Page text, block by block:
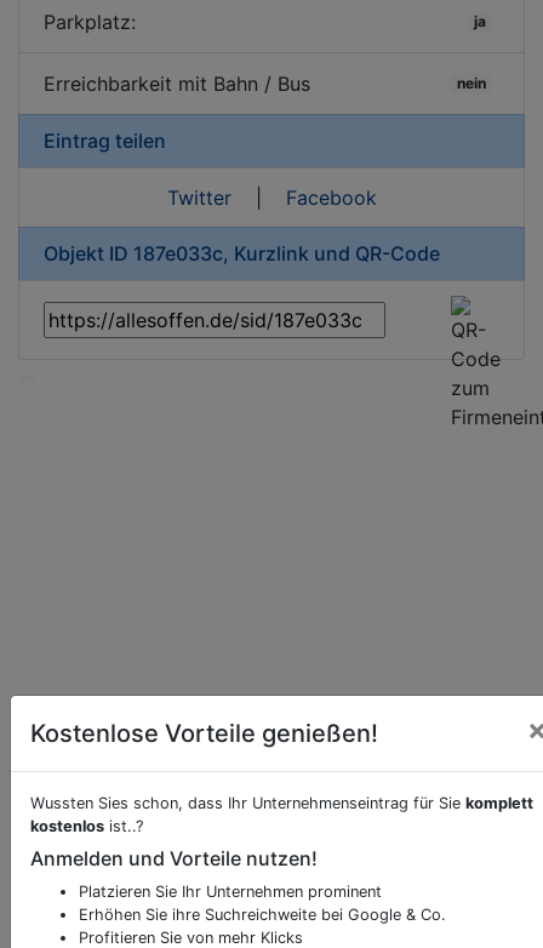
Parkplatz: ja
Erreichbarkeit mit Bahn / Bus nein
Eintrag teilen
Twitter| Facebook
Objekt ID 187e033c, Kurzlink und QR-Code
Beschreibung & Services von
Sie möchten eine Beschreibung, Dienstleistung
oder andere relevante Informationen hinzufügen?
Kostenlose Vorteile genießen!
Wussten Sies schon, dass Ihr Unternehmenseintrag für Sie komplett
kostenlos ist..?
Anmelden und Vorteile nutzen!
Platzieren Sie Ihr Unternehmen prominent
Erhöhen Sie ihre Suchreichweite bei Google & Co.
Profitieren Sie von mehr Klicks